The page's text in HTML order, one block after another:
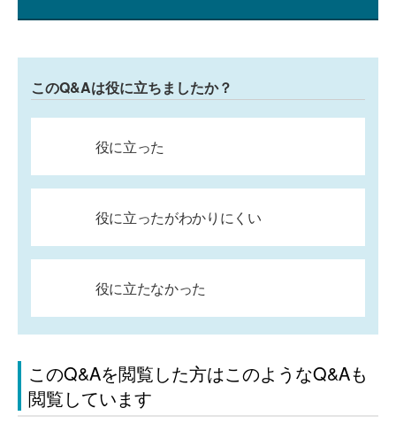
このQ&Aは役に立ちましたか？
役に立った
役に立ったがわかりにくい
役に立たなかった
このQ&Aを閲覧した方はこのようなQ&Aも
閲覧しています